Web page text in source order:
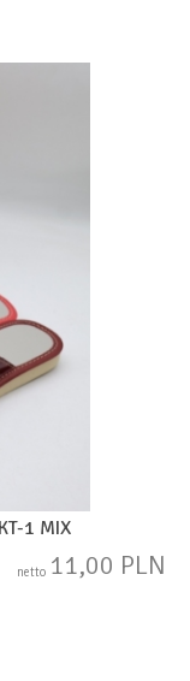
1 MIX
netto 11,00 PLN